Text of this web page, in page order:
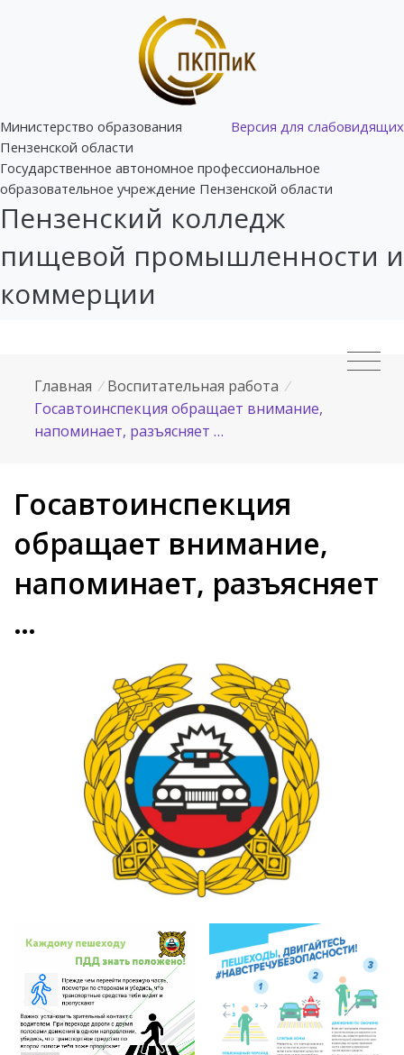
Версия для слабовидящих
Министерство образования
Пензенской области
Государственное автономное профессиональное
образовательное учреждение Пензенской области
Пензенский колледж
пищевой промышленности и
коммерции
Главная / Воспитательная работа /
Госавтоинспекция обращает внимание,
напоминает, разъясняет …
Госавтоинспекция
обращает внимание,
напоминает, разъясняет
…